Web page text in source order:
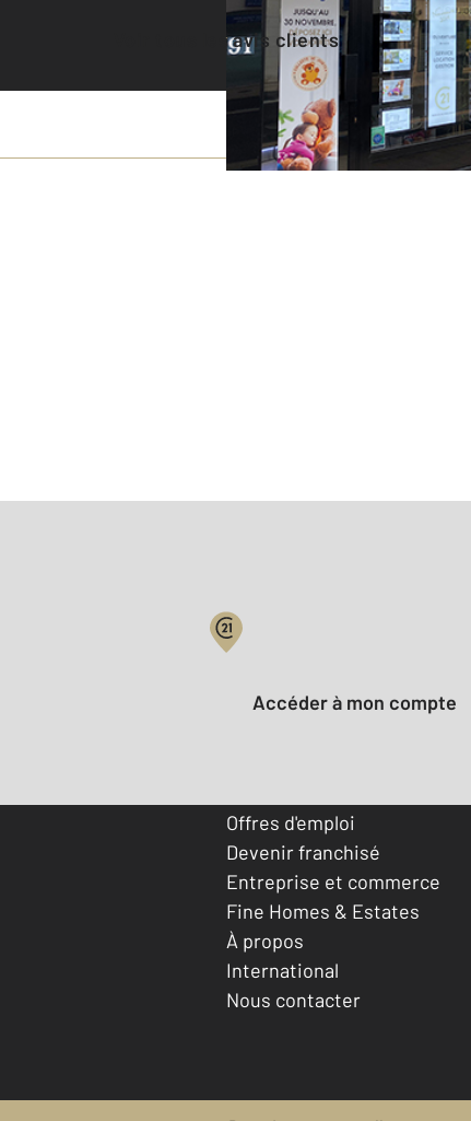
Voir tous les avis clients
Votre compte :
Accéder à mon compte
Offres d'emploi
Devenir franchisé
Entreprise et commerce
Fine Homes & Estates
À propos
International
Nous contacter